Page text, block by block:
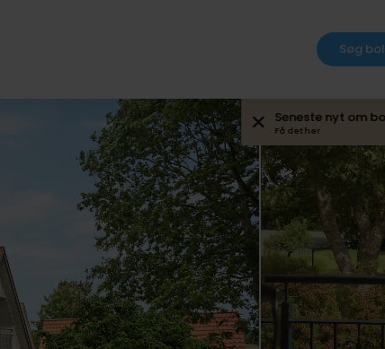
Søg
Seneste nyt om
Få det her